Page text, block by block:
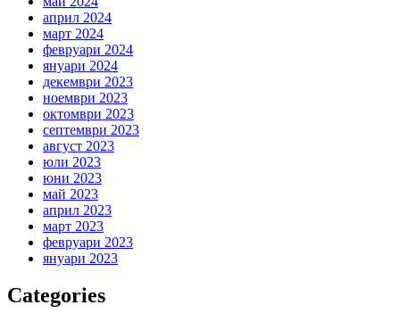
април 2024
март 2024
февруари 2024
януари 2024
декември 2023
ноември 2023
октомври 2023
септември 2023
август 2023
юли 2023
юни 2023
май 2023
април 2023
март 2023
февруари 2023
януари 2023
Categories